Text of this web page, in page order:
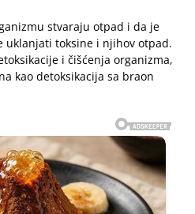
stvaraju otpad i da je
uklanjati toksine i njihov otpad.
i čišćenja organizma,
kao detoksikacija sa braon